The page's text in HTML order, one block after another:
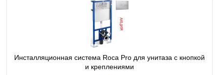
Инсталляционная система Roca Pro для унитаза с кнопкой
и креплениями